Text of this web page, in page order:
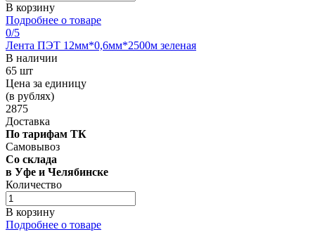
В корзину
Подробнее о товаре
0/5
Лента ПЭТ 12мм*0,6мм*2500м зеленая
В наличии
65 шт
Цена за единицу
(в рублях)
2875
Доставка
По тарифам ТК
Самовывоз
Со склада
в Уфе и Челябинске
Количество
В корзину
Подробнее о товаре